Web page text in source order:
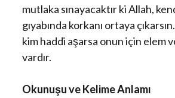
Hinduizm
mutlaka sınayacaktır ki Allah,
gıyabında korkanı ortaya
kim haddi aşarsa onun için elem
vardır.
Okunuşu ve Kelime Anlamı